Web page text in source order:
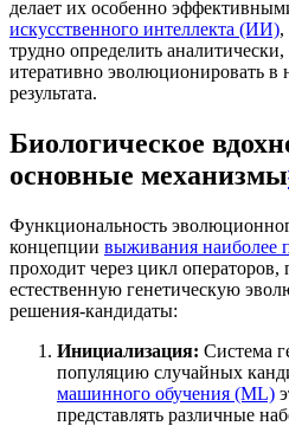
делает их особенно
искусственного интеллекта (ИИ),
трудно определить
итеративно эволюционировать в
результата.
Биологическое
основные механизмы
Функциональность
концепции выживания наиболее
проходит через цикл
естественную генетическую
решения-кандидаты:
Инициализация: Система
популяцию случайных
машинного обучения (ML)
представлять различные